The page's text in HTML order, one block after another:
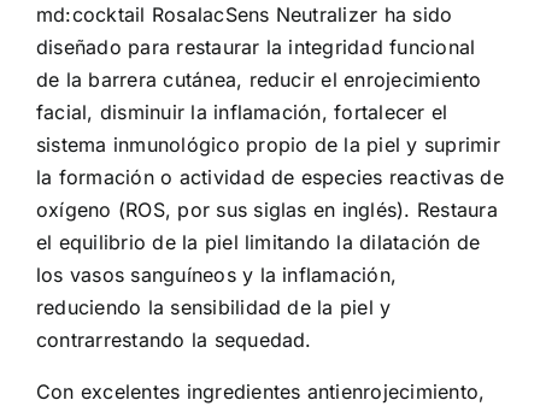
md:cocktail RosalacSens Neutralizer ha sido
diseñado para restaurar la integridad funcional
de la barrera cutánea, reducir el enrojecimiento
facial, disminuir la inflamación, fortalecer el
sistema inmunológico propio de la piel y suprimir
la formación o actividad de especies reactivas de
oxígeno (ROS, por sus siglas en inglés). Restaura
el equilibrio de la piel limitando la dilatación de
los vasos sanguíneos y la inflamación,
reduciendo la sensibilidad de la piel y
contrarrestando la sequedad.
Con excelentes ingredientes antienrojecimiento,